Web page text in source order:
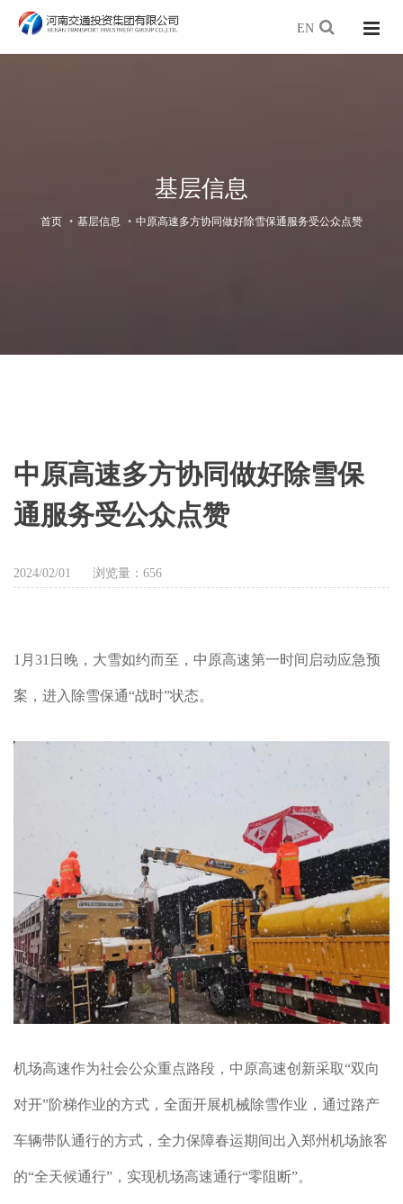
EN
基层信息
首页 基层信息 中原高速多方协同做好除雪保通服务受公众点赞
中原高速多方协同做好除雪保
通服务受公众点赞
2024/02/01 浏览量： 656
1月31日晚，大雪如约而至，中原高速第一时间启动应急预
案，进入除雪保通“战时”状态。
机场高速作为社会公众重点路段，中原高速创新采取“双向
对开”阶梯作业的方式，全面开展机械除雪作业，通过路产
车辆带队通行的方式，全力保障春运期间出入郑州机场旅客
的“全天候通行”，实现机场高速通行“零阻断”。